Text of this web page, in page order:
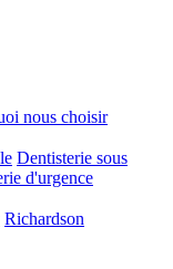
nous choisir
Dentisterie sous
d'urgence
Richardson